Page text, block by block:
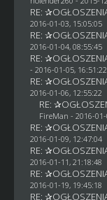
RE:
2016-01-03, 15:05:05
RE:
2016-01-04, 08:55:45
RE:
- 2016-01-05, 16:51:22
RE:
2016-01-06, 12:55:22
RE:
FireMan - 2016-
RE:
2016-01-09, 12:47:04
RE:
2016-01-11, 21:18:48
RE:
2016-01-19, 19:45:18
RE: